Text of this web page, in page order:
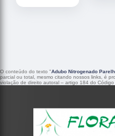
O conteúdo do texto "Adubo Nitrogenado
parcial ou total, mesmo citando nossos links, é
violação de direito autoral – artigo 184 do